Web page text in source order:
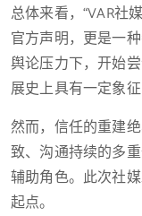
总体来看，“VAR社
官方声明，更是一
舆论压力下，开始
展史上具有一定象征
然而，信任的重建
致、沟通持续的多
辅助角色。此次社
起点。